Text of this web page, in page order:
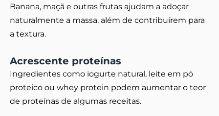
Banana, maçã e outras frutas ajudam a adoçar
naturalmente a massa, além de contribuírem para
a textura.
Acrescente proteínas
Ingredientes como iogurte natural, leite em pó
proteico ou whey protein podem aumentar o teor
de proteínas de algumas receitas.